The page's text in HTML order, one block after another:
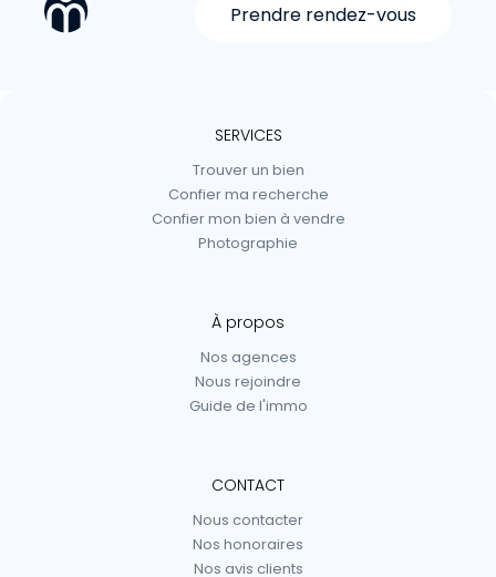
Prendre rendez-vous
SERVICES
Trouver un bien
Confier ma recherche
Confier mon bien à vendre
Photographie
À propos
Nos agences
Nous rejoindre
Guide de l'immo
CONTACT
Nous contacter
Nos honoraires
Nos avis clients